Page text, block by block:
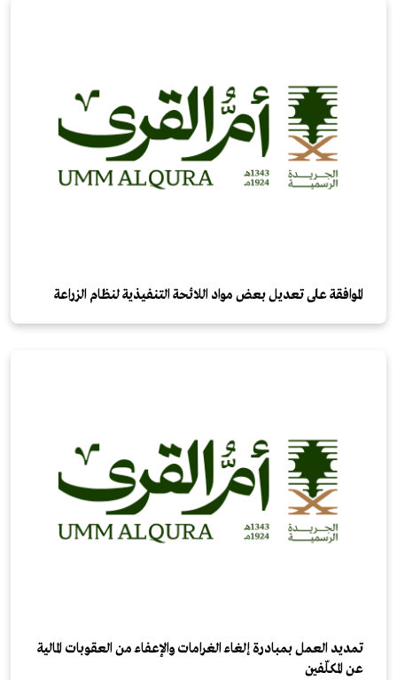
الموافقة على تعديل بعض مواد اللائحة التنفيذية لنظام الزراعة
تمديد العمل بمبادرة إلغاء الغرامات والإعفاء من العقوبات المالية
عن المكلّفين